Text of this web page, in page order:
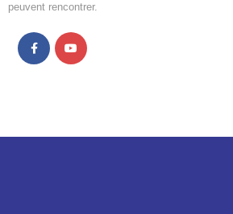
peuvent rencontrer.